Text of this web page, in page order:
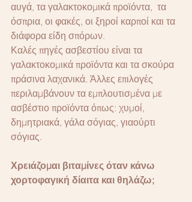
αυγά, τα γαλακτοκομικά προϊόντα,  τα
όσπρια, οι φακές, οι ξηροί καρποί και τα
διάφορα είδη σπόρων.
Καλές πηγές ασβεστίου είναι τα
γαλακτοκομικά προϊόντα και τα σκούρα
πράσινα λαχανικά. Άλλες επιλογές
περιλαμβάνουν τα εμπλουτισμένα με
ασβέστιο προϊόντα όπως: χυμοί,
δημητριακά, γάλα σόγιας, γιαούρτι
σόγιας.
Χρειάζομαι βιταμίνες όταν κάνω
χορτοφαγική δίαιτα και θηλάζω;